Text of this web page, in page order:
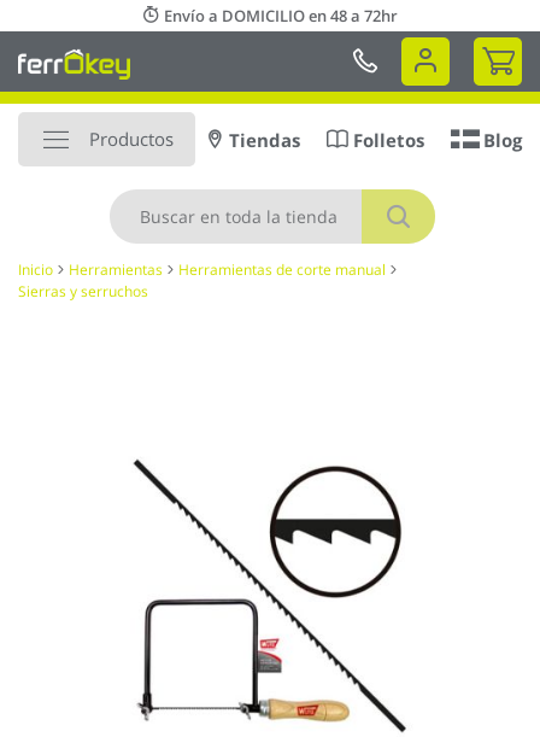
al
contenido
Envío a DOMICILIO en 48 a 72hr
Mi
Productos
Buscar
Tiendas Folletos Blog
Inicio Herramientas
Herramientas de corte manual
Sierras y serruchos